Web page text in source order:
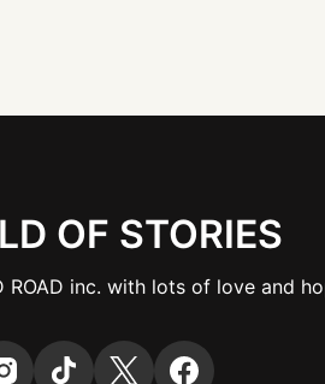
OF STORIES
ROAD inc. with lots of love and